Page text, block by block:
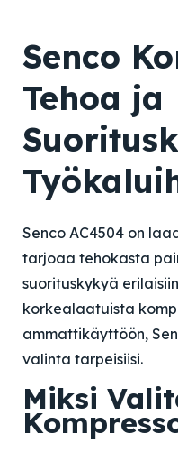
Senco
Tehoa ja
Senco AC4504 on
tarjoaa tehokasta
suorituskykyä
korkealaatuista
ammattikäyttöön,
valinta tarpeisiisi.
Miksi